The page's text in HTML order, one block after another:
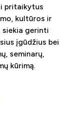
pritaikytus
kultūros ir
siekia gerinti
įgūdžius bei
seminarų,
kūrimą.